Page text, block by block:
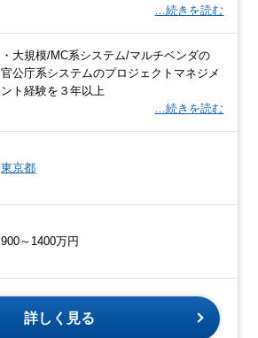
…続きを読む
・大規模/MC系システム/マルチベンダの
官公庁系システムのプロジェクトマネジメ
ント経験を３年以上
…続きを読む
東京都
900～1400万円
詳しく見る